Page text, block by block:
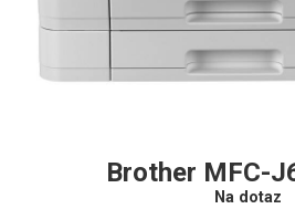
Brother MFC-
Na dotaz